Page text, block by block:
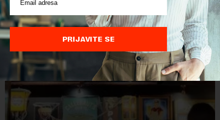
PRIJAVITE SE